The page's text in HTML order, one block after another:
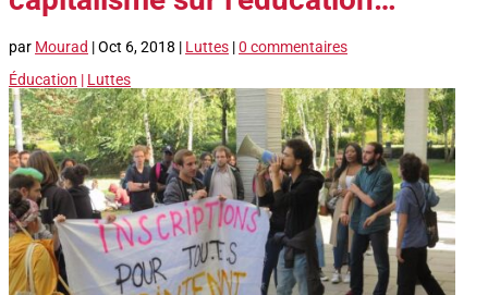
par Mourad |Oct 6, 2018 | Luttes |0 commentaires
Éducation | Luttes